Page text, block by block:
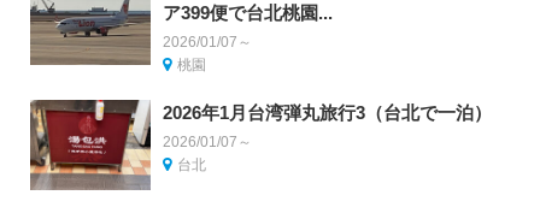
ア399便で台北桃園...
2026/01/07～
桃園
2026年1月台湾弾丸旅行3（台北で一泊）
2026/01/07～
台北